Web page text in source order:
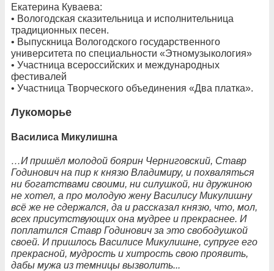
Екатерина Куваева:
•⁠ ⁠Вологодская сказительница и исполнительница
традиционных песен.
•⁠ ⁠Выпускница Вологодского государственного
университета по специальности «Этномузыкология»
•⁠ ⁠Участница всероссийских и международных
фестивалей
•⁠ ⁠Участница Творческого объединения «Два платка».
Лукоморье
Василиса Микулишна
…И пришёл молодой боярин Черниговский, Ставр
Годинович на пир к князю Владимиру, и похваляться
ни богатствами своими, ни силушкой, ни дружиною
не хотел, а про молодую жену Василису Микулишну
всё же не сдержался, да и рассказал князю, что, мол,
всех присутствующих она мудрее и прекраснее. И
поплатился Ставр Годинович за это свободушкой
своей. И пришлось Василисе Микулишне, супруге его
прекрасной, мудрость и хитрость свою проявить,
дабы мужа из темницы вызволить...